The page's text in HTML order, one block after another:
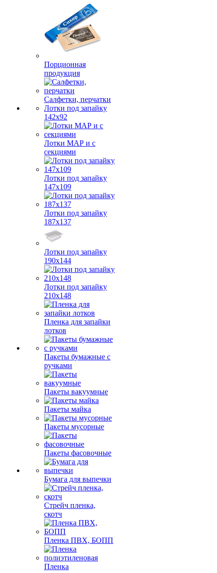
Порционная
продукция
Салфетки, перчатки
Лотки под запайку
142х92
Лотки МАР и с
секциями
Лотки под запайку
147х109
Лотки под запайку
187х137
Лотки под запайку
190х144
Лотки под запайку
210х148
Пленка для запайки
лотков
Пакеты бумажные с
ручками
Пакеты вакуумные
Пакеты майка
Пакеты мусорные
Пакеты фасовочные
Бумага для выпечки
Стрейч пленка,
скотч
Пленка ПВХ, БОПП
Пленка